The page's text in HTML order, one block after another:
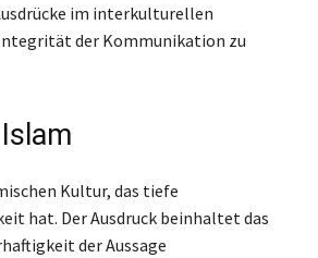
im interkulturellen
der Kommunikation zu
Kultur, das tiefe
hat. Der Ausdruck beinhaltet das
der Aussage